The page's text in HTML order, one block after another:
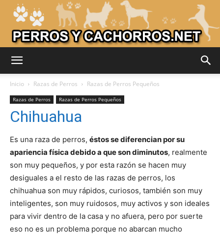
–
Razas
Inicio Razas de Perros Razas de Perros Pequeños
Razas de Perros Razas de Perros Pequeños
Chihuahua
Es una raza de perros, éstos se diferencian por su
apariencia física debido a que son diminutos, realmente
son muy pequeños, y por esta razón se hacen muy
desiguales a el resto de las razas de perros, los
chihuahua son muy rápidos, curiosos, también son muy
inteligentes, son muy ruidosos, muy activos y son ideales
para vivir dentro de la casa y no afuera, pero por suerte
eso no es un problema porque no abarcan mucho